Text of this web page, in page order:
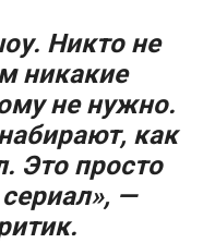
Никто не
никакие
не нужно.
как
Это просто
—